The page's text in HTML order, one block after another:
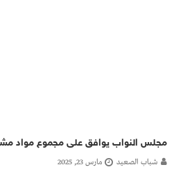
مجلس النواب يوافق على مجموع مواد
شباب الصعيد مارس 23, 2025